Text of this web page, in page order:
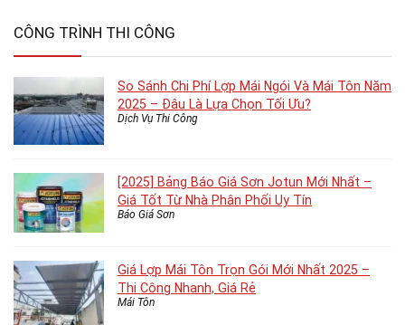
CÔNG TRÌNH THI CÔNG
So Sánh Chi Phí Lợp Mái Ngói Và Mái Tôn Năm
2025 – Đâu Là Lựa Chọn Tối Ưu?
Dịch Vụ Thi Công
[2025] Bảng Báo Giá Sơn Jotun Mới Nhất –
Giá Tốt Từ Nhà Phân Phối Uy Tín
Báo Giá Sơn
Giá Lợp Mái Tôn Trọn Gói Mới Nhất 2025 –
Thi Công Nhanh, Giá Rẻ
Mái Tôn